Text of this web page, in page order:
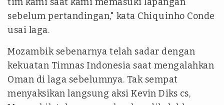
sebelum pertandingan," kata Chiquinho Conde
usai laga.
Mozambik sebenarnya telah sadar dengan
kekuatan Timnas Indonesia saat mengalahkan
Oman di laga sebelumnya. Tak sempat
menyaksikan langsung aksi Kevin Diks cs,